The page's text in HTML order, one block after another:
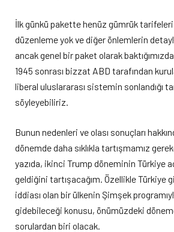
İlk günkü pakette henüz gümrük
düzenleme yok ve diğer önlemlerin
ancak genel bir paket olarak
1945 sonrası bizzat ABD tarafından
liberal uluslararası sistemin sonlandığı
söyleyebiliriz.
Bunun nedenleri ve olası sonuçları
dönemde daha sıklıkla tartışmamız
yazıda, ikinci Trump döneminin Türkiye
geldiğini tartışacağım. Özellikle Türkiye
iddiası olan bir ülkenin Şimşek
gidebileceği konusu, önümüzdeki
sorulardan biri olacak.